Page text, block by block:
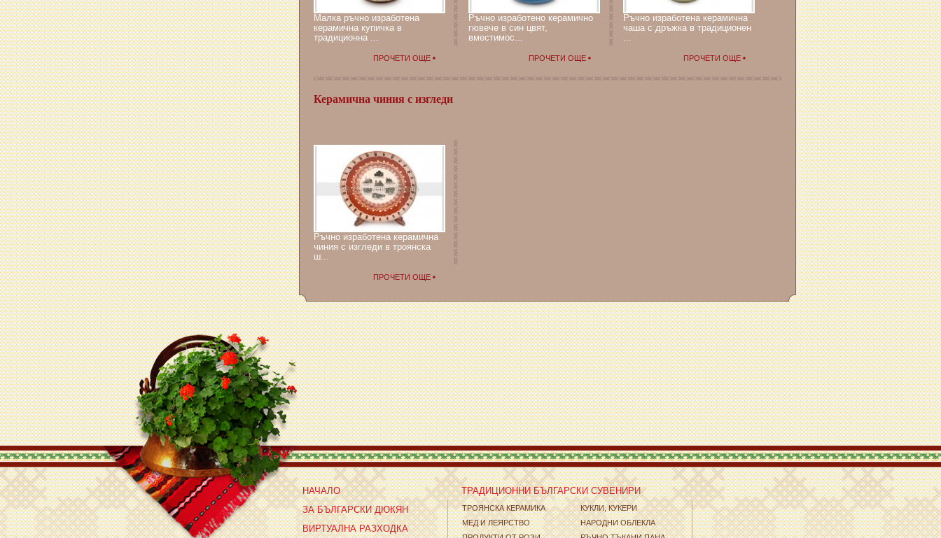
Малка ръчно изработена
керамична купичка в
традиционна ...
ПРОЧЕТИ ОЩЕ
Ръчно изработено керамично
гювече в син цвят,
вместимос...
ПРОЧЕТИ ОЩЕ
Ръчно изработена керамична
чаша с дръжка в традиционен
ПРОЧЕТИ ОЩЕ
Керамична чиния с изгледи
Ръчно изработена керамична
чиния с изгледи в троянска
ш...
ПРОЧЕТИ ОЩЕ
НАЧАЛО
ЗА БЪЛГАРСКИ ДЮКЯН
ВИРТУАЛНА РАЗХОДКА
ТРАДИЦИОННИ БЪЛГАРСКИ СУВЕНИРИ
ТРОЯНСКА КЕРАМИКА
МЕД И ЛЕЯРСТВО
КУКЛИ, КУКЕРИ
НАРОДНИ ОБЛЕКЛА